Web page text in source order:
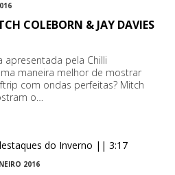
COLEBORN & JAY DAVIES
apresentada pela Chilli
maneira melhor de mostrar
com ondas perfeitas? Mitch
o…
2016